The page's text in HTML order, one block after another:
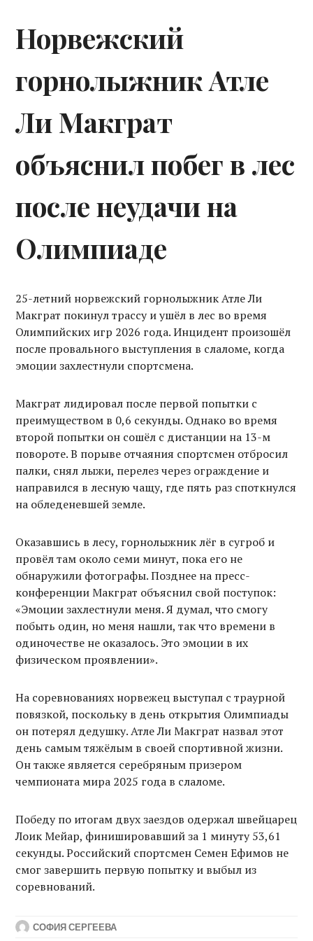
Норвежский
горнолыжник Атле
Ли Макграт
объяснил побег в лес
после неудачи на
Олимпиаде
25-летний норвежский горнолыжник Атле Ли
Макграт покинул трассу и ушёл в лес во время
Олимпийских игр 2026 года. Инцидент произошёл
после провального выступления в слаломе, когда
эмоции захлестнули спортсмена.
Макграт лидировал после первой попытки с
преимуществом в 0,6 секунды. Однако во время
второй попытки он сошёл с дистанции на 13-м
повороте. В порыве отчаяния спортсмен отбросил
палки, снял лыжи, перелез через ограждение и
направился в лесную чащу, где пять раз споткнулся
на обледеневшей земле.
Оказавшись в лесу, горнолыжник лёг в сугроб и
провёл там около семи минут, пока его не
обнаружили фотографы. Позднее на пресс-
конференции Макграт объяснил свой поступок:
«Эмоции захлестнули меня. Я думал, что смогу
побыть один, но меня нашли, так что времени в
одиночестве не оказалось. Это эмоции в их
физическом проявлении».
На соревнованиях норвежец выступал с траурной
повязкой, поскольку в день открытия Олимпиады
он потерял дедушку. Атле Ли Макграт назвал этот
день самым тяжёлым в своей спортивной жизни.
Он также является серебряным призером
чемпионата мира 2025 года в слаломе.
Победу по итогам двух заездов одержал швейцарец
Лоик Мейар, финишировавший за 1 минуту 53,61
секунды. Российский спортсмен Семен Ефимов не
смог завершить первую попытку и выбыл из
соревнований.
СОФИЯ СЕРГЕЕВА